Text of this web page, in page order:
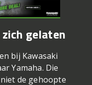
gelaten
bij Kawasaki
Yamaha. Die
de gehoopte